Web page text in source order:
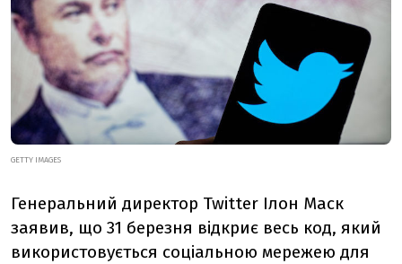
GETTY IMAGES
Генеральний директор Twitter Ілон Маск
заявив, що 31 березня відкриє весь код, який
використовується соціальною мережею для